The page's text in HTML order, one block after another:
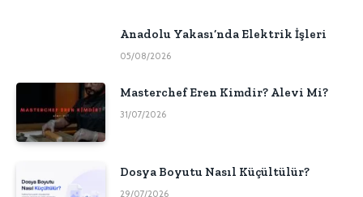
Anadolu Yakası’nda Elektrik İşleri
05/08/2026
Masterchef Eren Kimdir? Alevi Mi?
31/07/2026
Dosya Boyutu Nasıl Küçültülür?
29/07/2026